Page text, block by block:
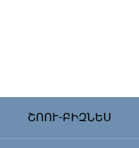
ՇՈՈՒ-ԲԻԶՆԵՍ